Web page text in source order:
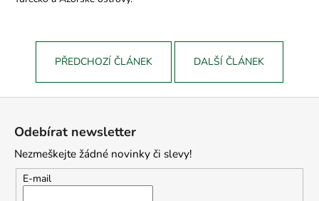
PŘEDCHOZÍ ČLÁNEK DALŠÍ ČLÁNEK
Odebírat newsletter
Nezmeškejte žádné novinky či slevy!
E-mail